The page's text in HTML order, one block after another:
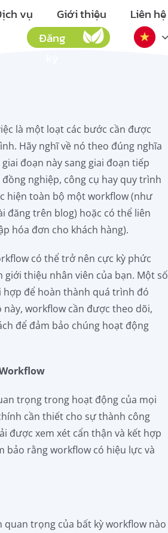
vụ Giới thiệu Liên hệ
Đăng
là một loạt các bước cần được
Hãy nghĩ về nó theo đúng nghĩa
đoạn này sang giai đoạn tiếp
nghiệp, công cụ hay quy trình
hiện toàn bộ một workflow (như
đăng trên blog) hoặc có thể liên
hóa đơn cho khách hàng).
có thể trở nên cực kỳ phức
giới thiệu nhân viên của bạn. Một số
để hoàn thành quá trình đó
này, workflow cần được theo dõi,
để đảm bảo chúng hoạt động
trọng trong hoạt động của mọi
cần thiết cho sự thành công
được xem xét cẩn thận và kết hợp
bảo rằng workflow có hiệu lực và
trọng của bất kỳ workflow nào